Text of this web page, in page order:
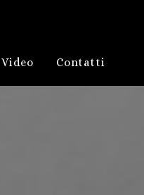
Video Contatti